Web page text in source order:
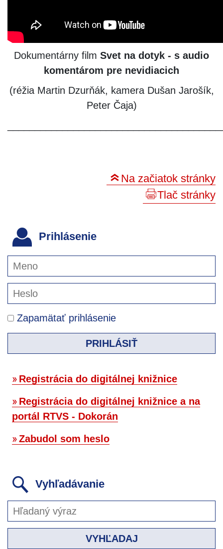
Dokumentárny film Svet na dotyk - s audio
komentárom pre nevidiacich
(réžia Martin Dzurňák, kamera Dušan Jarošík,
Peter Čaja)
Na začiatok stránky
Tlač stránky
Prihlásenie
Zapamätať prihlásenie
PRIHLÁSIŤ
Registrácia do digitálnej knižnice
Registrácia do digitálnej knižnice a na
portál RTVS - Dokorán
Zabudol som heslo
Vyhľadávanie
VYHĽADAJ